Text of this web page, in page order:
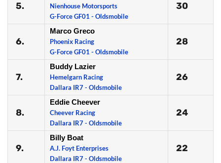
5.
Nienhouse Motorsports
G-Force GF01 - Oldsmobile
30
6.
Marco Greco
Phoenix Racing
G-Force GF01 - Oldsmobile
28
7.
Buddy Lazier
Hemelgarn Racing
Dallara IR7 - Oldsmobile
26
8.
Eddie Cheever
Cheever Racing
Dallara IR7 - Oldsmobile
24
9.
Billy Boat
A.J. Foyt Enterprises
Dallara IR7 - Oldsmobile
22